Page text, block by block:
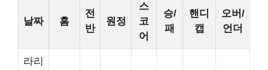
날짜 홈
전
반
원정
스
코
어
승/
패
핸디
캡
오버/
언더
라리